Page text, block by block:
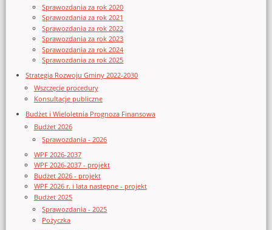
Sprawozdania za rok 2020
Sprawozdania za rok 2021
Sprawozdania za rok 2022
Sprawozdania za rok 2023
Sprawozdania za rok 2024
Sprawozdania za rok 2025
Strategia Rozwoju Gminy 2022-2030
Wszczęcie procedury
Konsultacje publiczne
Budżet i Wieloletnia Prognoza Finansowa
Budżet 2026
Sprawozdania - 2026
WPF 2026-2037
WPF 2026-2037 - projekt
Budżet 2026 - projekt
WPF 2026 r. i lata następne - projekt
Budżet 2025
Sprawozdania - 2025
Pożyczka